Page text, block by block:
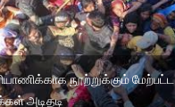
நூற்றுக்கும் மேற்பட்ட
அடிதடி